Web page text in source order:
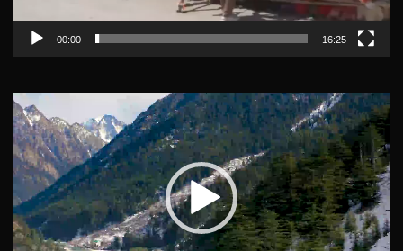
00:00 16:25
Video
Player